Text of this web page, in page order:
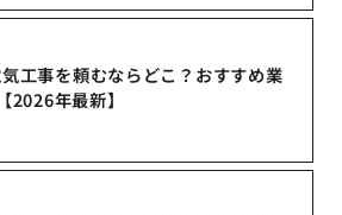
工事を頼むならどこ？おすすめ業
2026年最新】